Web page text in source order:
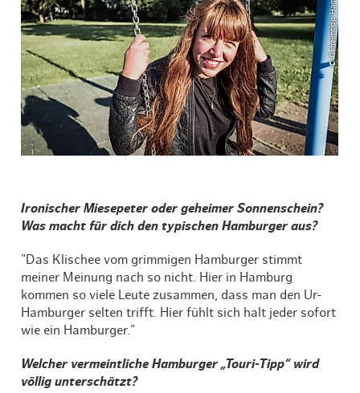
© Geheimtipp Hamburg
Ironischer Miesepeter oder geheimer Sonnenschein?
Was macht für dich den typischen Hamburger aus?
"Das Klischee vom grimmigen Hamburger stimmt
meiner Meinung nach so nicht. Hier in Hamburg
kommen so viele Leute zusammen, dass man den Ur-
Hamburger selten trifft. Hier fühlt sich halt jeder sofort
wie ein Hamburger."
Welcher vermeintliche Hamburger „Touri-Tipp“ wird
völlig unterschätzt?